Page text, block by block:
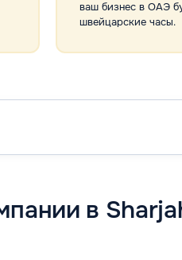
ваш бизнес в ОАЭ
швейцарские часы.
в